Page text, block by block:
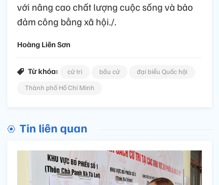
với nâng cao chất lượng cuộc sống và bảo
đảm công bằng xã hội./.
Hoàng Liên Sơn
Từ khóa: cử tri bầu cử
đại biểu Quốc hội
Thành phố Hồ Chí Minh
Tin liên quan